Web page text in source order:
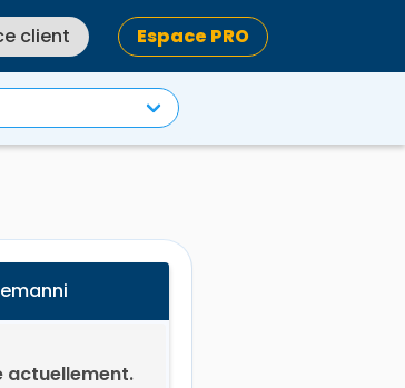
client Espace PRO
actuellement.